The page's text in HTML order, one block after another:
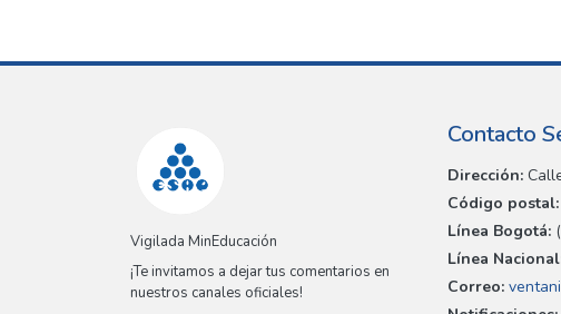
Vigilada MinEducación
¡Te invitamos a dejar tus comentarios en
nuestros canales oficiales!
Contacto
Dirección:
Código postal:
Línea Bogotá:
Línea
Correo: